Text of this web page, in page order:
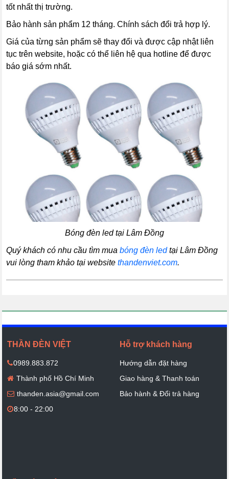
tốt nhất thị trường.
Bảo hành sản phẩm 12 tháng. Chính sách đổi trả hợp lý.
Giá của từng sản phẩm sẽ thay đổi và được cập nhật liên
tục trên website, hoặc có thể liên hệ qua hotline để được
báo giá sớm nhất.
Bóng đèn led tại Lâm Đồng
Quý khách có nhu cầu tìm muabóng đèn ledtại Lâm Đồng
vui lòng tham khảo tại websitethandenviet.com.
THẦN ĐÈN VIỆT
0989.883.872
Thành phố Hồ Chí Minh
thanden.asia@gmail.com
8:00 - 22:00
Hỗ trợ khách hàng
Hướng dẫn đặt hàng
Giao hàng & Thanh toán
Bảo hành & Đổi trả hàng